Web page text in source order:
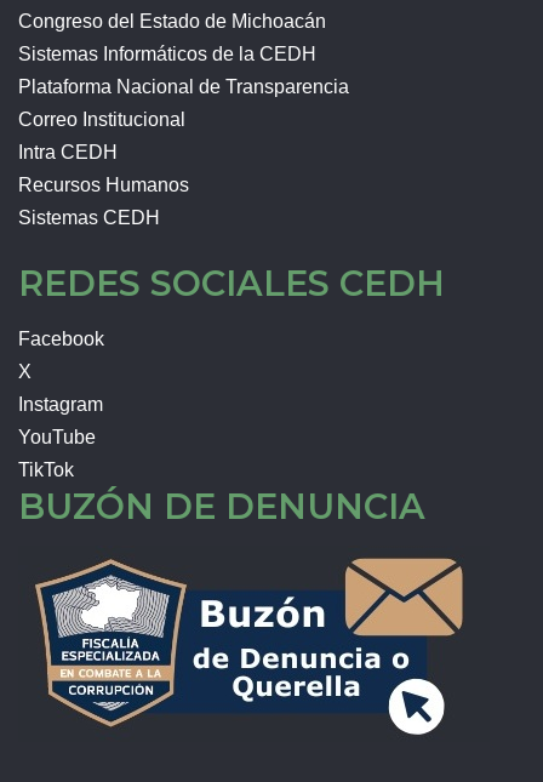
Congreso del Estado de Michoacán
Sistemas Informáticos de la CEDH
Plataforma Nacional de Transparencia
Correo Institucional
Intra CEDH
Recursos Humanos
Sistemas CEDH
REDES SOCIALES CEDH
Facebook
X
Instagram
YouTube
TikTok
BUZÓN DE DENUNCIA